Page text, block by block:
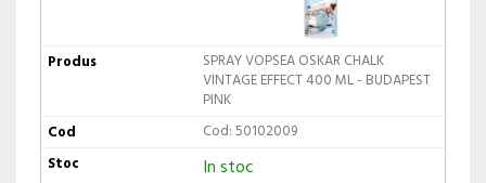
SPRAY VOPSEA OSKAR CHALK
VINTAGE EFFECT 400 ML - BUDAPEST
PINK
Cod: 50102009
In stoc